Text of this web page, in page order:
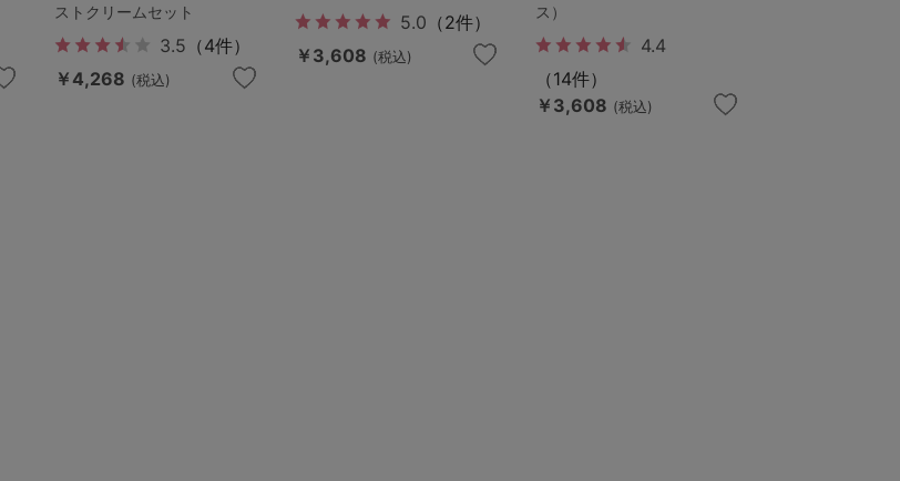
ストクリームセット
3.5 （4件）
￥4,268 (税込)
5.0 （2件）
￥3,608 (税込)
ス）
4.4
（14件）
￥3,608 (税込)